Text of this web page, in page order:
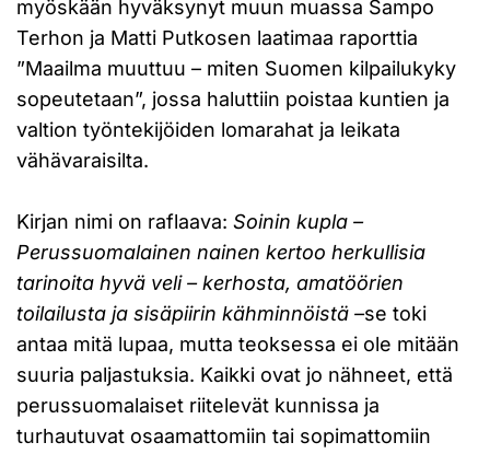
myöskään hyväksynyt muun muassa Sampo
Terhon ja Matti Putkosen laatimaa raporttia
”Maailma muuttuu – miten Suomen kilpailukyky
sopeutetaan”, jossa haluttiin poistaa kuntien ja
valtion työntekijöiden lomarahat ja leikata
vähävaraisilta.
Kirjan nimi on raflaava: Soinin kupla –
Perussuomalainen nainen kertoo herkullisia
tarinoita hyvä veli – kerhosta, amatöörien
toilailusta ja sisäpiirin kähminnöistä –se toki
antaa mitä lupaa, mutta teoksessa ei ole mitään
suuria paljastuksia. Kaikki ovat jo nähneet, että
perussuomalaiset riitelevät kunnissa ja
turhautuvat osaamattomiin tai sopimattomiin